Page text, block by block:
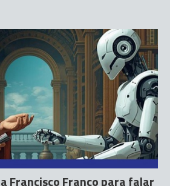
Francisco Franco para falar